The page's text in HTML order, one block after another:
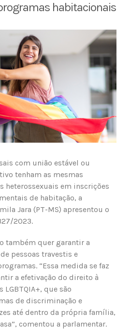
habitacionais
com união estável ou
tenham as mesmas
heterossexuais em inscrições
de habitação, a
Jara (PT-MS) apresentou o
2023.
também quer garantir a
pessoas travestis e
“Essa medida se faz
a efetivação do direito à
LGBTQIA+, que são
de discriminação e
até dentro da própria família,
comentou a parlamentar.